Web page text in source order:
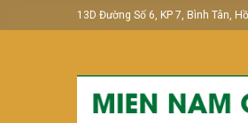
to
13D Đường Số 6, KP 7, Bình Tân,